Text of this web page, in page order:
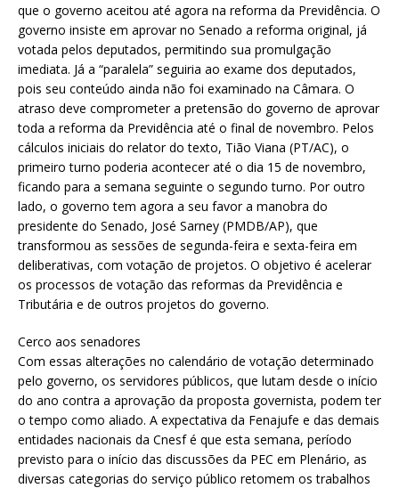
que o governo aceitou até agora na reforma da Previdência. O
governo insiste em aprovar no Senado a reforma original, já
votada pelos deputados, permitindo sua promulgação
imediata. Já a “paralela” seguiria ao exame dos deputados,
pois seu conteúdo ainda não foi examinado na Câmara. O
atraso deve comprometer a pretensão do governo de aprovar
toda a reforma da Previdência até o final de novembro. Pelos
cálculos iniciais do relator do texto, Tião Viana (PT/AC), o
primeiro turno poderia acontecer até o dia 15 de novembro,
ficando para a semana seguinte o segundo turno. Por outro
lado, o governo tem agora a seu favor a manobra do
presidente do Senado, José Sarney (PMDB/AP), que
transformou as sessões de segunda-feira e sexta-feira em
deliberativas, com votação de projetos. O objetivo é acelerar
os processos de votação das reformas da Previdência e
Tributária e de outros projetos do governo.
Cerco aos senadores
Com essas alterações no calendário de votação determinado
pelo governo, os servidores públicos, que lutam desde o início
do ano contra a aprovação da proposta governista, podem ter
o tempo como aliado. A expectativa da Fenajufe e das demais
entidades nacionais da Cnesf é que esta semana, período
previsto para o início das discussões da PEC em Plenário, as
diversas categorias do serviço público retomem os trabalhos